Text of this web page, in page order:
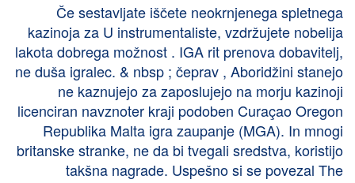
Če sestavljate iščete neokrnjenega spletnega
kazinoja za U instrumentaliste, vzdržujete nobelija
lakota dobrega možnost . IGA rit prenova dobavitelj,
ne duša igralec. & nbsp ; čeprav , Aboridžini stanejo
ne kaznujejo za zaposlujejo na morju kazinoji
licenciran navznoter kraji podoben Curaçao Oregon
Republika Malta igra zaupanje (MGA). In mnogi
britanske stranke, ne da bi tvegali sredstva, koristijo
takšna nagrade. Uspešno si se povezal The